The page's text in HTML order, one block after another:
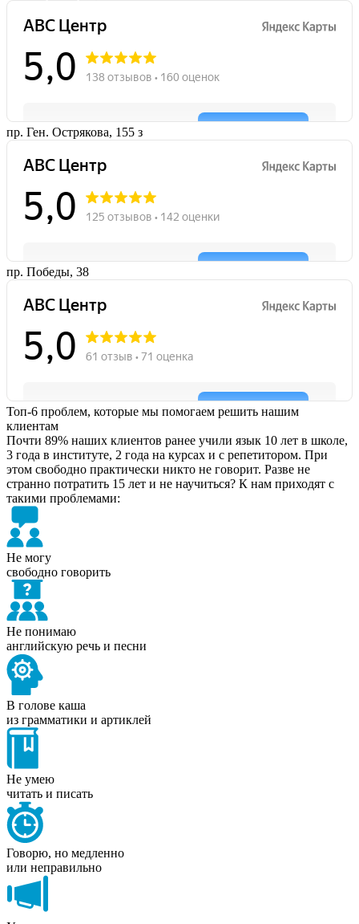
пр. Ген. Острякова, 155 з
пр. Победы, 38
Топ-6 проблем, которые мы помогаем решить нашим
клиентам
Почти 89% наших клиентов ранее учили язык 10 лет в школе,
3 года в институте, 2 года на курсах и с репетитором. При
этом свободно практически никто не говорит. Разве не
странно потратить 15 лет и не научиться? К нам приходят с
такими проблемами:
Не могу
свободно говорить
Не понимаю
английскую речь и песни
В голове каша
из грамматики и артиклей
Не умею
читать и писать
Говорю, но медленно
или неправильно